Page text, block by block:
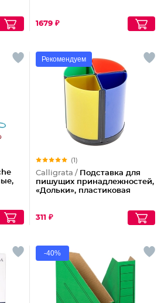
1679 ₽
Рекомендуем
(1)
Calligrata / Подставка для
пишущих принадлежностей,
«Дольки», пластиковая
311 ₽
-40%